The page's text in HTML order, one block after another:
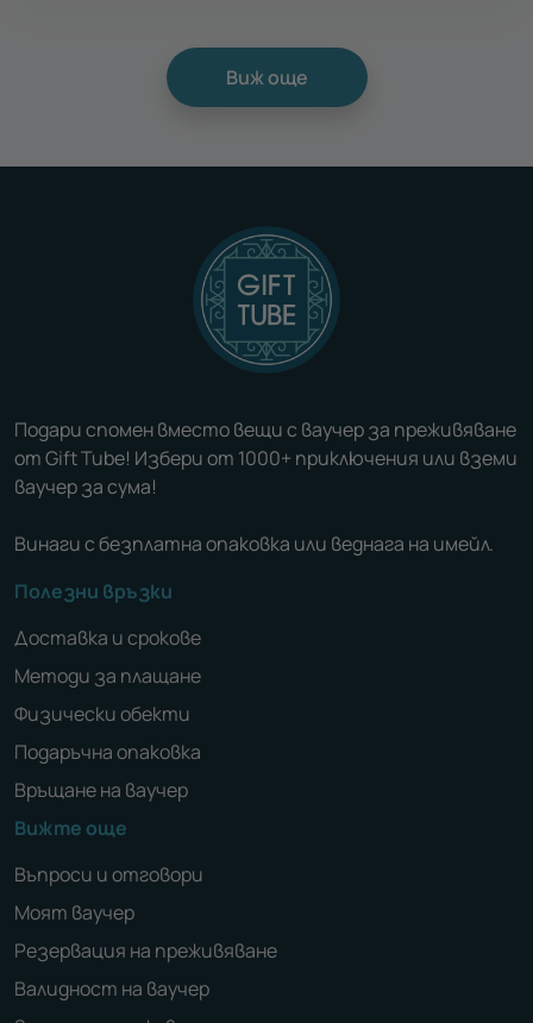
Виж още
Подари спомен вместо вещи с ваучер за преживяване
от Gift Tube! Избери от 1000+ приключения или вземи
ваучер за сума!
Винаги с безплатна опаковка или веднага на имейл.
Полезни връзки
Доставка и срокове
Методи за плащане
Физически обекти
Подаръчна опаковка
Връщане на ваучер
Вижте още
Въпроси и отговори
Моят ваучер
Резервация на преживяване
Валидност на ваучер